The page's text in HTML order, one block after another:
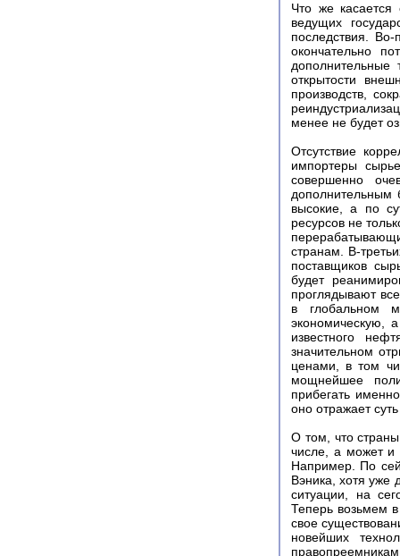
Что же касается
ведущих
последствия.
окончательно
дополнительные
открытости
производств,
менее не будет
Отсутствие
импортеры
совершенно
дополнительным
высокие, а по
ресурсов не
странам. В-
поставщиков
будет
проглядывают
в глобальном
экономическую,
известного
значительном
ценами, в том
мощнейшее
прибегать
оно отражает
О том, что
числе, а может и
Например. По
Вэника, хотя уже
ситуации, на
Теперь возьмем
свое
новейших